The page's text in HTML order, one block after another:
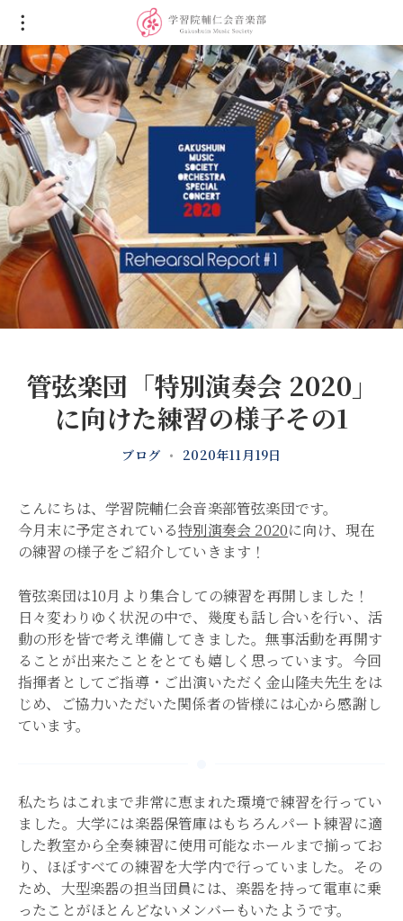
管弦楽団「特別演奏会 2020」
に向けた練習の様子その1
ブログ • 2020年11月19日
こんにちは、学習院輔仁会音楽部管弦楽団です。
今月末に予定されている特別演奏会 2020に向け、現在
の練習の様子をご紹介していきます！
管弦楽団は10月より集合しての練習を再開しました！
日々変わりゆく状況の中で、幾度も話し合いを行い、活
動の形を皆で考え準備してきました。無事活動を再開す
ることが出来たことをとても嬉しく思っています。今回
指揮者としてご指導・ご出演いただく金山隆夫先生をは
じめ、ご協力いただいた関係者の皆様には心から感謝し
ています。
私たちはこれまで非常に恵まれた環境で練習を行ってい
ました。大学には楽器保管庫はもちろんパート練習に適
した教室から全奏練習に使用可能なホールまで揃ってお
り、ほぼすべての練習を大学内で行っていました。その
ため、大型楽器の担当団員には、楽器を持って電車に乗
ったことがほとんどないメンバーもいたようです。